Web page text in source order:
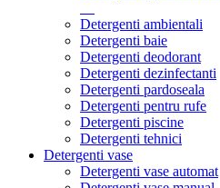
Detergenti ambientali
Detergenti baie
Detergenti deodorant
Detergenti dezinfectanti
Detergenti pardoseala
Detergenti pentru rufe
Detergenti piscine
Detergenti tehnici
Detergenti vase
Detergenti vase automat